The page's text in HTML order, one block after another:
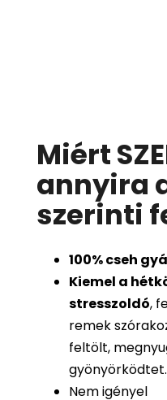
Miért
annyira
szerinti
100%cseh
Kiemel a
stresszoldó,
remek
feltölt,
gyönyörködtet.
Nem igényel